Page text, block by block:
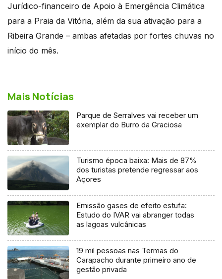
Jurídico-financeiro de Apoio à Emergência Climática
para a Praia da Vitória, além da sua ativação para a
Ribeira Grande – ambas afetadas por fortes chuvas no
início do mês.
Mais Notícias
Parque de Serralves vai receber um
exemplar do Burro da Graciosa
Turismo época baixa: Mais de 87%
dos turistas pretende regressar aos
Açores
Emissão gases de efeito estufa:
Estudo do IVAR vai abranger todas
as lagoas vulcânicas
19 mil pessoas nas Termas do
Carapacho durante primeiro ano de
gestão privada